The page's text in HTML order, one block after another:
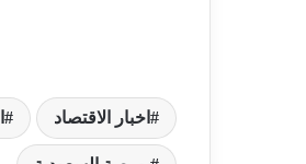
اخبار الاقتصاد